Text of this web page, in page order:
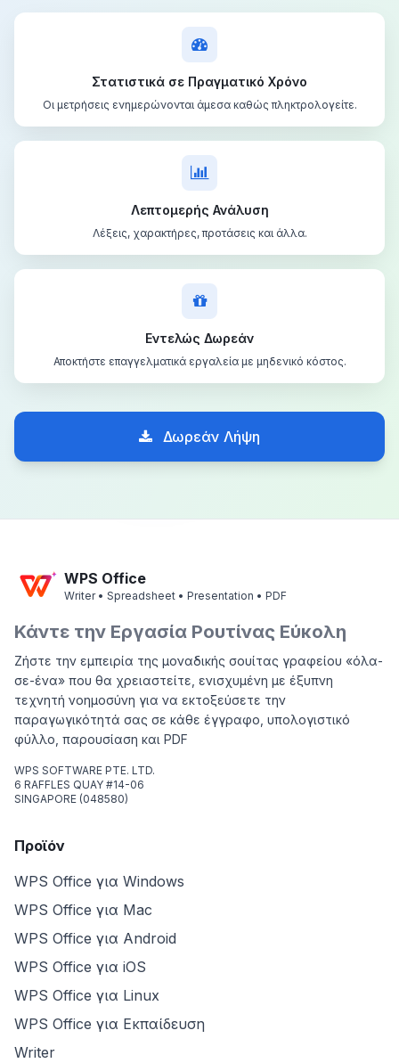
Στατιστικά σε Πραγματικό Χρόνο
Οι μετρήσεις ενημερώνονται άμεσα καθώς πληκτρολογείτε.
Λεπτομερής Ανάλυση
Λέξεις, χαρακτήρες, προτάσεις και άλλα.
Εντελώς Δωρεάν
Αποκτήστε επαγγελματικά εργαλεία με μηδενικό κόστος.
Δωρεάν Λήψη
WPS Office
Writer • Spreadsheet • Presentation • PDF
Κάντε την Εργασία Ρουτίνας Εύκολη
Ζήστε την εμπειρία της μοναδικής σουίτας γραφείου «όλα-
σε-ένα» που θα χρειαστείτε, ενισχυμένη με έξυπνη
τεχνητή νοημοσύνη για να εκτοξεύσετε την
παραγωγικότητά σας σε κάθε έγγραφο, υπολογιστικό
φύλλο, παρουσίαση και PDF
WPS SOFTWARE PTE. LTD.
6 RAFFLES QUAY #14-06
SINGAPORE (048580)
Προϊόν
WPS Office για Windows
WPS Office για Mac
WPS Office για Android
WPS Office για iOS
WPS Office για Linux
WPS Office για Εκπαίδευση
Writer